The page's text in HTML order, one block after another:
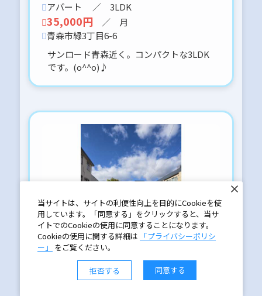
アパート ／ 3LDK
35,000円 ／ 月
青森市緑3丁目6-6
サンロード青森近く。コンパクトな3LDK
です。(o^^o)♪
古川2丁目駐車場(ロードヒーティング)
当サイトは、サイトの利便性向上を目的にCookieを使
用しています。「同意する」をクリックすると、当サ
イトでのCookieの使用に同意することになります。
Cookieの使用に関する詳細は
「プライバシーポリシ
ー」
をご覧ください。
拒否する 同意する